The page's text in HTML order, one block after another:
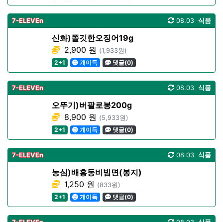
7-ELEVEn 식품
08.03
신화)쫄깃한오징어19g
2,900 원 (1,933원)
2+1
개이득 댓글(0)
7-ELEVEn 식품
08.03
오뚜기)버팔로봉200g
8,900 원 (5,933원)
2+1
개이득 댓글(0)
7-ELEVEn 식품
08.03
농심)배홍동비빔면(봉지)
1,250 원 (833원)
2+1
개이득 댓글(0)